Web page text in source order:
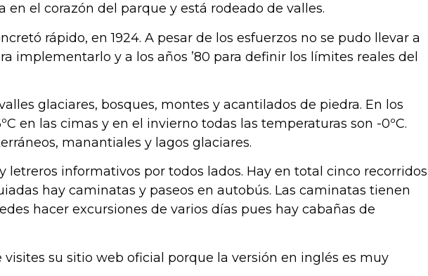
en el corazón del parque y está rodeado de valles.
rápido, en 1924. A pesar de los esfuerzos no se pudo llevar a
implementarlo y a los años ’80 para definir los límites reales del
glaciares, bosques, montes y acantilados de piedra. En los
en las cimas y en el invierno todas las temperaturas son -0ºC.
manantiales y lagos glaciares.
y letreros informativos por todos lados. Hay en total cinco recorridos
hay caminatas y paseos en autobús. Las caminatas tienen
hacer excursiones de varios días pues hay cabañas de
su sitio web oficial porque la versión en inglés es muy